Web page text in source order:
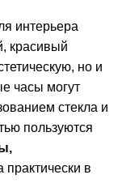
интерьера
красивый
но и
часы могут
стекла и
пользуются
в